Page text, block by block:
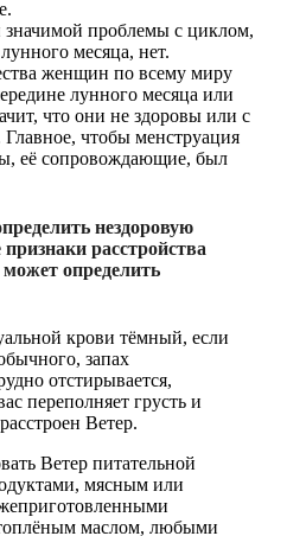
проблемы с циклом,
месяца, нет.
женщин по всему миру
лунного месяца или
что они не здоровы или с
чтобы менструация
её сопровождающие, был
нездоровую
расстройства
определить
крови тёмный, если
запах
отстирывается,
переполняет грусть и
Ветер.
Ветер питательной
мясным или
маслом, любыми